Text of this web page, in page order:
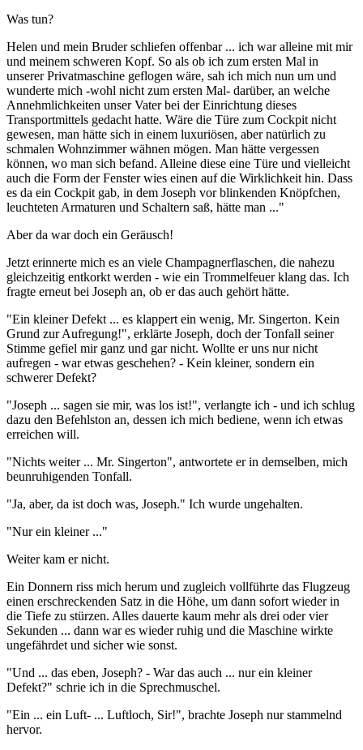
Was tun?
Helen und mein Bruder schliefen offenbar ... ich war alleine mit mir
und meinem schweren Kopf. So als ob ich zum ersten Mal in
unserer Privatmaschine geflogen wäre, sah ich mich nun um und
wunderte mich -wohl nicht zum ersten Mal- darüber, an welche
Annehmlichkeiten unser Vater bei der Einrichtung dieses
Transportmittels gedacht hatte. Wäre die Türe zum Cockpit nicht
gewesen, man hätte sich in einem luxuriösen, aber natürlich zu
schmalen Wohnzimmer wähnen mögen. Man hätte vergessen
können, wo man sich befand. Alleine diese eine Türe und vielleicht
auch die Form der Fenster wies einen auf die Wirklichkeit hin. Dass
es da ein Cockpit gab, in dem Joseph vor blinkenden Knöpfchen,
leuchteten Armaturen und Schaltern saß, hätte man ..."
Aber da war doch ein Geräusch!
Jetzt erinnerte mich es an viele Champagnerflaschen, die nahezu
gleichzeitig entkorkt werden - wie ein Trommelfeuer klang das. Ich
fragte erneut bei Joseph an, ob er das auch gehört hätte.
"Ein kleiner Defekt ... es klappert ein wenig, Mr. Singerton. Kein
Grund zur Aufregung!", erklärte Joseph, doch der Tonfall seiner
Stimme gefiel mir ganz und gar nicht. Wollte er uns nur nicht
aufregen - war etwas geschehen? - Kein kleiner, sondern ein
schwerer Defekt?
"Joseph ... sagen sie mir, was los ist!", verlangte ich - und ich schlug
dazu den Befehlston an, dessen ich mich bediene, wenn ich etwas
erreichen will.
"Nichts weiter ... Mr. Singerton", antwortete er in demselben, mich
beunruhigenden Tonfall.
"Ja, aber, da ist doch was, Joseph." Ich wurde ungehalten.
"Nur ein kleiner ..."
Weiter kam er nicht.
Ein Donnern riss mich herum und zugleich vollführte das Flugzeug
einen erschreckenden Satz in die Höhe, um dann sofort wieder in
die Tiefe zu stürzen. Alles dauerte kaum mehr als drei oder vier
Sekunden ... dann war es wieder ruhig und die Maschine wirkte
ungefährdet und sicher wie sonst.
"Und ... das eben, Joseph? - War das auch ... nur ein kleiner
Defekt?" schrie ich in die Sprechmuschel.
"Ein ... ein Luft- ... Luftloch, Sir!", brachte Joseph nur stammelnd
hervor.